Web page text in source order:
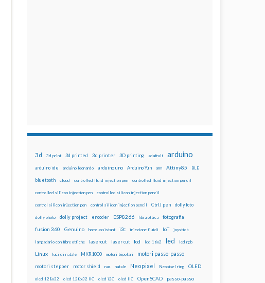
3d 3d print 3d printed 3d printer 3D printing adafruit arduino
arduino ide arduino leonardo arduino uno Arduino Yún arm Attiny85 BLE
bluetooth cloud controlled fluid injection pen controlled fluid injection pencil
controlled silicon injection pen controlled silicon injection pencil
control silicon injection pen control silicon injection pencil CtrlJ pen dolly foto
dolly photo dolly project encoder ESP8266 fibra ottica fotografia
fusion 360 Genuino home assistant i2c iniezione fluidi IoT joystick
lampadario con fibre ottiche lasercut laser cut lcd lcd 16x2 led led rgb
Linux luci di natale MKR1000 motori bipolari motori passo-passo
motori stepper motor shield nas natale Neopixel Neopixel ring OLED
oled 128x32 oled 128x32 IIC oled i2C oled IIC OpenSCAD passo-passo